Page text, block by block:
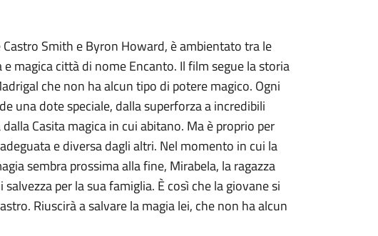
Smith e Byron Howard, è ambientato tra le
magica città di nome Encanto. Il film segue la storia
che non ha alcun tipo di potere magico. Ogni
una dote speciale, dalla superforza a incredibili
Casita magica in cui abitano. Ma è proprio per
e diversa dagli altri. Nel momento in cui la
sembra prossima alla fine, Mirabela, la ragazza
per la sua famiglia. È così che la giovane si
Riuscirà a salvare la magia lei, che non ha alcun